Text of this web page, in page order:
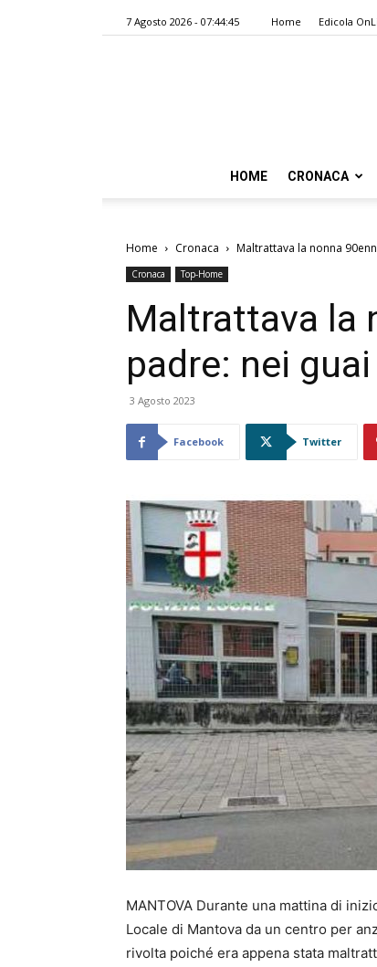
7 Agosto 2026 - 07:44:45 Home Edicola
HOME CRONACA
Home Cronaca Maltrattava la nonna
Cronaca Top-Home
Maltrattava la
padre: nei
3 Agosto 2023
Facebook Twitter
MANTOVA Durante una mattina di
Locale di Mantova da un centro per
rivolta poiché era appena stata